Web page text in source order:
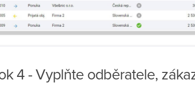
4 - Vyplňte odběratele,